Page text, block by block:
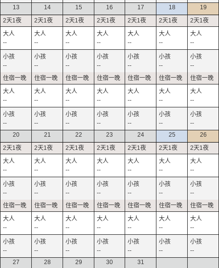
13
--
--
--
--
14
--
--
--
--
15
--
--
--
--
16
--
--
--
--
17
--
--
--
--
18
--
--
--
--
19
--
--
--
--
20
--
--
--
--
21
--
--
--
--
22
--
--
--
--
23
--
--
--
--
24
--
--
--
--
25
--
--
--
--
26
--
--
--
--
27
28 29 30 31